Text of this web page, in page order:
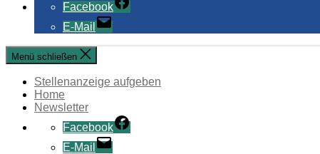
Facebook
E-Mail
Menü schließen
Stellenanzeige aufgeben
Home
Newsletter
Facebook
E-Mail